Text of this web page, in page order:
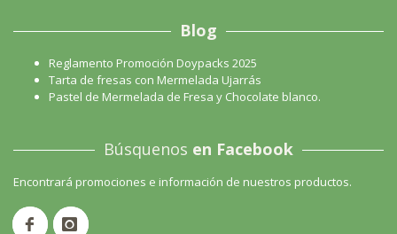
Blog
Reglamento Promoción Doypacks 2025
Tarta de fresas con Mermelada Ujarrás
Pastel de Mermelada de Fresa y Chocolate blanco.
Búsquenos en Facebook
Encontrará promociones e información de nuestros productos.